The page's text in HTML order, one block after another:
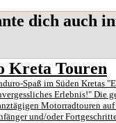
dich auch
Kreta Touren
Spaß im Süden Kretas
Erlebnis!" Die
Motorradtouren
und/oder